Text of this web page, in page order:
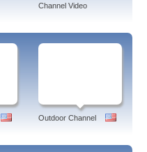
Channel Video
Outdoor Channel